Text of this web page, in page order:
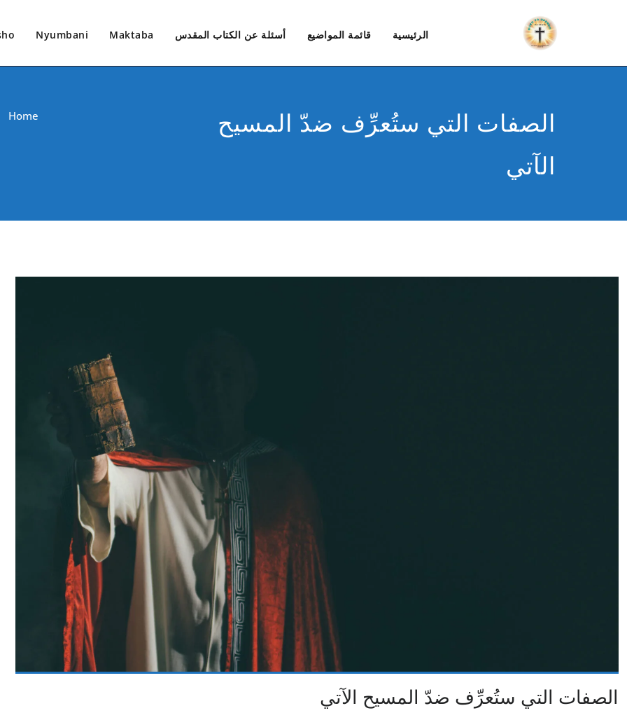
الرئيسية قائمة المواضيع أسئلة عن الكتاب المقدس Maktaba
Nyumbani
الصفات التي ستُعرِّف ضدّ المسيح
الآتي
Home
الصفات التي ستُعرِّف ضدّ المسيح الآتي